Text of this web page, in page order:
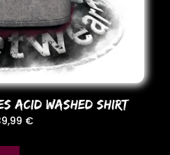
ACID WASHED SHIRT
€